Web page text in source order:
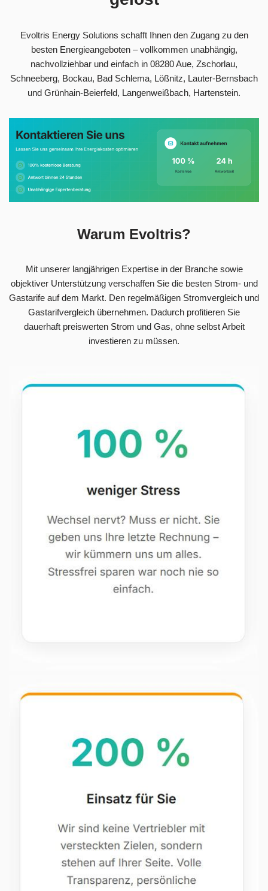
Evoltris Energy Solutions schafft Ihnen den Zugang zu den
besten Energieangeboten – vollkommen unabhängig,
nachvollziehbar und einfach in 08280 Aue, Zschorlau,
Schneeberg, Bockau, Bad Schlema, Lößnitz, Lauter-Bernsbach
und Grünhain-Beierfeld, Langenweißbach, Hartenstein.
Warum Evoltris?
Mit unserer langjährigen Expertise in der Branche sowie
objektiver Unterstützung verschaffen Sie die besten Strom- und
Gastarife auf dem Markt. Den regelmäßigen Stromvergleich und
Gastarifvergleich übernehmen. Dadurch profitieren Sie
dauerhaft preiswerten Strom und Gas, ohne selbst Arbeit
investieren zu müssen.